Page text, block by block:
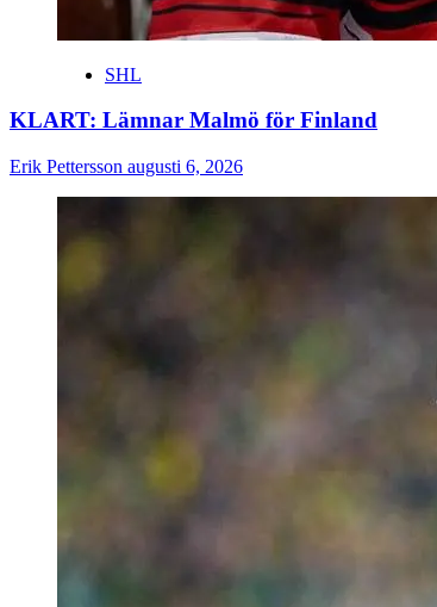
SHL
KLART: Lämnar Malmö för Finland
Erik Pettersson augusti 6, 2026